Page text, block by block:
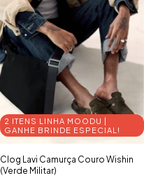
2 ITENS LINHA MOODU |
GANHE BRINDE ESPECIAL!
Clog Lavi Camurça Couro Wishin
(Verde Militar)